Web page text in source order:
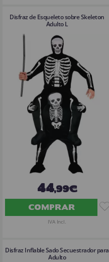
Disfraz de Esqueleto sobre Skeleton
Adulto L
44,99€
COMPRAR
IVA Incl.
Disfraz Inflable Sado Secuestrador para
Adulto